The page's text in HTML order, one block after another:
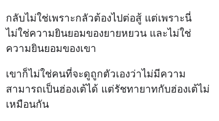
กลับไม่ใช่เพราะกลัวต้องไปต่อสู้ แต่เพราะนี่
ไม่ใช่ความยินยอมของยายหยวน และไม่ใช่
ความยินยอมของเขา
เขาก็ไม่ใช่คนที่จะดูถูกตัวเองว่าไม่มีความ
สามารถเป็นฮ่องเต้ได้ แต่รัชทายาทกับฮ่องเต้ไม่
เหมือนกัน